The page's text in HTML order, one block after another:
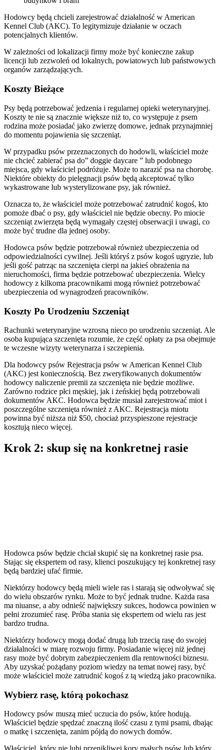
Hodowcy będą chcieli zarejestrować działalność w American
Kennel Club (AKC). To legitymizuje działanie w oczach
potencjalnych klientów.
W zależności od lokalizacji firmy może być konieczne zakup
licencji lub zezwoleń od lokalnych, powiatowych lub państwowych
organów zarządzających.
Koszty Bieżące
Psy będą potrzebować jedzenia i regularnej opieki weterynaryjnej.
Koszty te nie są znacznie większe niż to, co występuje z psem
rodzina może posiadać jako zwierzę domowe, jednak przynajmniej
do momentu pojawienia się szczeniąt.
W przypadku psów przeznaczonych do hodowli, właściciel może
nie chcieć zabierać psa do” doggie daycare ” lub podobnego
miejsca, gdy właściciel podróżuje. Może to narazić psa na chorobę.
Niektóre obiekty do pielęgnacji psów będą akceptować tylko
wykastrowane lub wysterylizowane psy, jak również.
Oznacza to, że właściciel może potrzebować zatrudnić kogoś, kto
pomoże dbać o psy, gdy właściciel nie będzie obecny. Po miocie
szczeniąt zwierzęta będą wymagały częstej obserwacji i uwagi, co
może być trudne dla jednej osoby.
Hodowca psów będzie potrzebował również ubezpieczenia od
odpowiedzialności cywilnej. Jeśli któryś z psów kogoś ugryzie, lub
jeśli gość patrząc na szczenięta cierpi na jakieś obrażenia na
nieruchomości, firma będzie potrzebować ubezpieczenia. Wielcy
hodowcy z kilkoma pracownikami mogą również potrzebować
ubezpieczenia od wynagrodzeń pracowników.
Koszty Po Urodzeniu Szczeniąt
Rachunki weterynaryjne wzrosną nieco po urodzeniu szczeniąt. Ale
osoba kupująca szczenięta rozumie, że część opłaty za psa obejmuje
te wczesne wizyty weterynarza i szczepienia.
Dla hodowcy psów Rejestracja psów w American Kennel Club
(AKC) jest koniecznością. Bez zweryfikowanych dokumentów
hodowcy naliczenie premii za szczenięta nie będzie możliwe.
Zarówno rodzice płci męskiej, jak i żeńskiej będą potrzebowali
dokumentów AKC. Hodowca będzie musiał zarejestrować miot i
poszczególne szczenięta również z AKC. Rejestracja miotu
powinna być niższa niż $50, chociaż przyspieszone rejestracje
kosztują nieco więcej.
Krok 2: skup się na konkretnej rasie
Hodowca psów będzie chciał skupić się na konkretnej rasie psa.
Stając się ekspertem od rasy, klienci poszukujący tej konkretnej rasy
będą bardziej ufać firmie.
Niektórzy hodowcy będą mieli wiele ras i starają się odwoływać się
do wielu obszarów rynku. Może to być jednak trudne. Każda rasa
ma niuanse, a aby odnieść największy sukces, hodowca powinien w
pełni zrozumieć rasę. Próba stania się ekspertem od wielu ras jest
bardzo trudna.
Niektórzy hodowcy mogą dodać drugą lub trzecią rasę do swojej
działalności w miarę rozwoju firmy. Posiadanie więcej niż jednej
rasy może być dobrym zabezpieczeniem dla rentowności biznesu.
Aby uzyskać pożądany poziom wiedzy na temat nowej rasy, być
może właściciel może zatrudnić kogoś z tą wiedzą jako pracownika.
Wybierz rasę, którą pokochasz
Hodowcy psów muszą mieć uczucia do psów, które hodują.
Właściciel będzie spędzać znaczną ilość czasu z tymi psami, dbając
o matkę i szczenięta, zanim pójdą do nowych domów.